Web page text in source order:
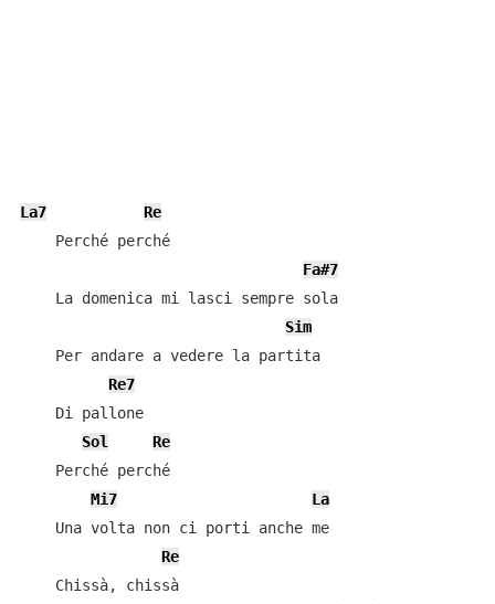
La7
Re
    Perché perché
Fa#7
    La domenica mi lasci sempre sola
Sim
    Per andare a vedere la partita
Re7
    Di pallone
Sol
Re
    Perché perché
Mi7
La
    Una volta non ci porti anche me
Re
    Chissà, chissà